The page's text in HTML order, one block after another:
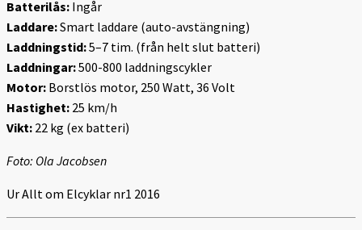
Batterilås: Ingår
Laddare:Smart laddare (auto-avstängning)
Laddningstid:5–7 tim. (från helt slut batteri)
Laddningar:500-800 laddningscykler
Motor: Borstlös motor, 250 Watt, 36 Volt
Hastighet: 25 km/h
Vikt: 22 kg (ex batteri)
Foto: Ola Jacobsen
Ur Allt om Elcyklar nr1 2016